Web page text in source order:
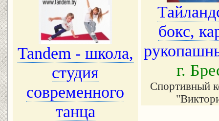
Tandem - школа,
студия
современного
танца
бокс,
г.
Спортивный